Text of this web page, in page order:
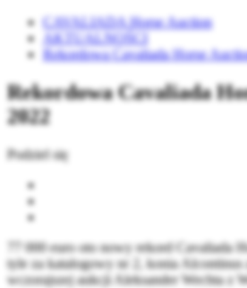
CAVALIADA Horse Auction
AKTUALNOŚCI
Rekordowa Cavaliada Horse
Rekordowa Cavaliada
2022
Podziel się
77 000 euro oto nowy rekord Cavaliada
tyle za katalogowy nr 2, konia Alcontinus
wczorajszej aukcji Aleksander Wechta z